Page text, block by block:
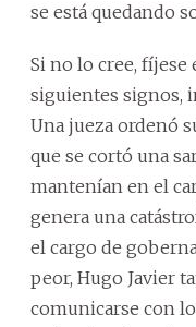
se está quedando
Si no lo cree, fíjese
siguientes signos,
Una jueza ordenó
que se cortó una
mantenían en el
genera una
el cargo de
peor, Hugo Javier
comunicarse con